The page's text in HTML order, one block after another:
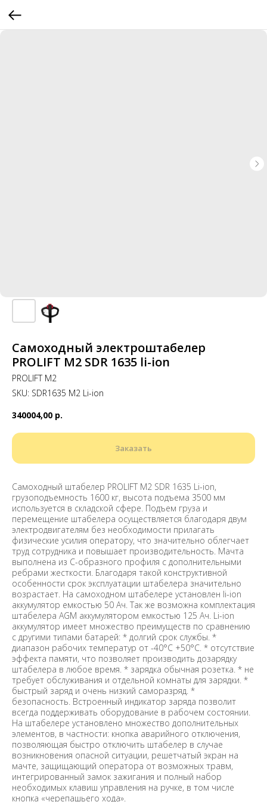
Самоходный электроштабелер
PROLIFT M2 SDR 1635 li-ion
PROLIFT M2
SKU: SDR1635 M2 Li-ion
340004,00 р.
Заказать
Самоходный штабелер PROLIFT M2 SDR 1635 Li-ion,
грузоподъемность 1600 кг, высота подъема 3500 мм
используется в складской сфере. Подъем груза и
перемещение штабелера осуществляется благодаря двум
электродвигателям без необходимости прилагать
физические усилия оператору, что значительно облегчает
труд сотрудника и повышает производительность. Мачта
выполнена из С-образного профиля с дополнительными
ребрами жесткости. Благодаря такой конструктивной
особенности срок эксплуатации штабелера значительно
возрастает. На самоходном штабелере установлен li-ion
аккумулятор емкостью 50 Ач. Так же возможна комплектация
штабелера AGM аккумулятором емкостью 125 Ач. Li-ion
аккумулятор имеет множество преимуществ по сравнению
с другими типами батарей: * долгий срок службы. *
диапазон рабочих температур от -40°C +50°C. * отсутствие
эффекта памяти, что позволяет производить дозарядку
штабелера в любое время. * зарядка обычная розетка. * не
требует обслуживания и отдельной комнаты для зарядки. *
быстрый заряд и очень низкий саморазряд. *
безопасность. Встроенный индикатор заряда позволит
всегда поддерживать оборудование в рабочем состоянии.
На штабелере установлено множество дополнительных
элементов, в частности: кнопка аварийного отключения,
позволяющая быстро отключить штабелер в случае
возникновения опасной ситуации, решетчатый экран на
мачте, защищающий оператора от возможных травм,
интегрированный замок зажигания и полный набор
необходимых клавиш управления на ручке, в том числе
кнопка «черепашьего хода».